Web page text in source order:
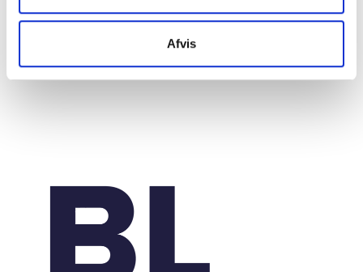
Afvis